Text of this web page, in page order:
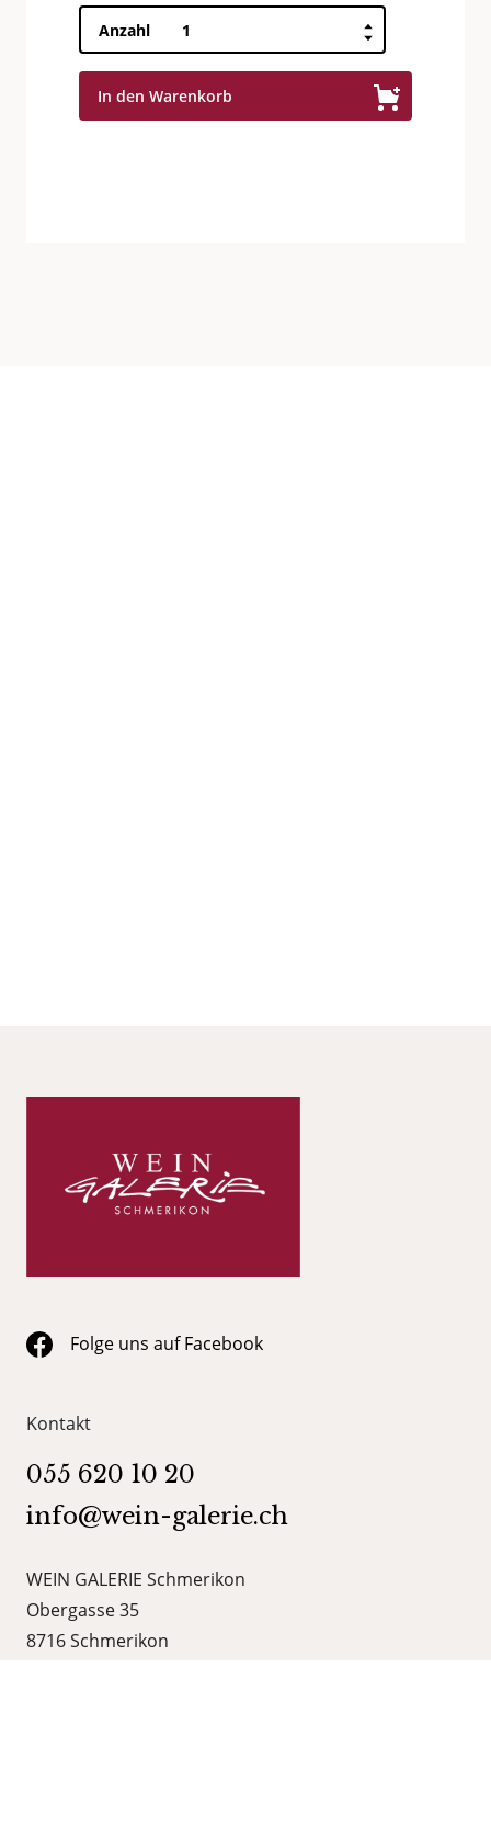
Anzahl
Brunello
di
Montalcino
MADONNA
DEL
In den Warenkorb
Folge uns auf Facebook
Kontakt
055 620 10 20
info@wein-galerie.ch
WEIN GALERIE Schmerikon
Obergasse 35
8716 Schmerikon